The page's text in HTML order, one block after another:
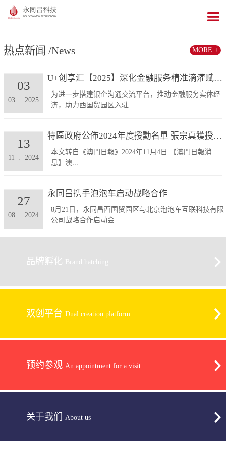
热点新闻 /News
U+创享汇【2025】深化金融服务精准滴灌赋能发展...
为进一步搭建银企沟通交流平台，推动金融服务实体经
济，助力西国贸园区入驻...
03 2025
03
特區政府公佈2024年度授勳名單 張宗真獲授予專業...
本文转自《澳門日報》2024年11月4日 【澳門日報消
息】澳...
11 2024
13
永同昌携手泡泡车启动战略合作
8月21日，永同昌西国贸园区与北京泡泡车互联科技有限
公司战略合作启动会...
08 . 2024
27
MORE +
品牌孵化 Brand hatching
双创平台 Dual creation platform
预约参观 An appointment for a visit
关于我们 About us